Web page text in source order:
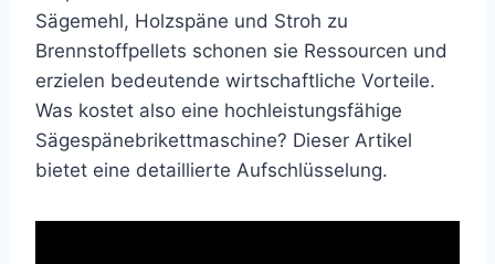
Sägemehl, Holzspäne und Stroh zu
Brennstoffpellets schonen sie Ressourcen und
erzielen bedeutende wirtschaftliche Vorteile.
Was kostet also eine hochleistungsfähige
Sägespänebrikettmaschine? Dieser Artikel
bietet eine detaillierte Aufschlüsselung.